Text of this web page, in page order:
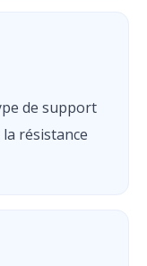
de support
résistance